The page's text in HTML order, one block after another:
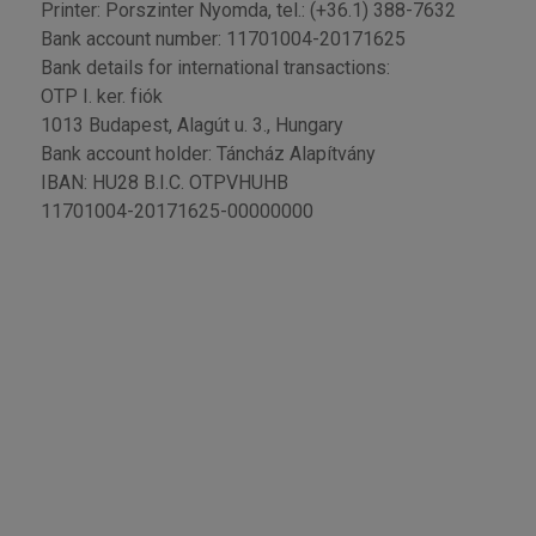
Printer: Porszinter Nyomda, tel.: (+36.1) 388-7632
Bank account number: 11701004-20171625
Bank details for international transactions:
OTP I. ker. fiók
1013 Budapest, Alagút u. 3., Hungary
Bank account holder: Táncház Alapítvány
IBAN: HU28 B.I.C. OTPVHUHB
11701004-20171625-00000000